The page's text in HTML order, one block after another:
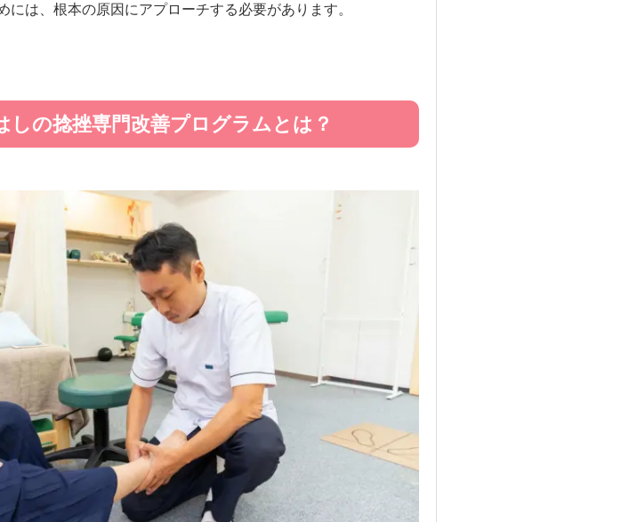
には、根本の原因にアプローチする必要があります。
しの捻挫専門改善プログラムとは？